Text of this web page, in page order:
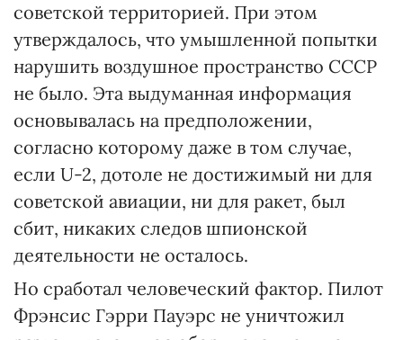
советской территорией. При этом
утверждалось, что умышленной попытки
нарушить воздушное пространство СССР
не было. Эта выдуманная информация
основывалась на предположении,
согласно которому даже в том случае,
если U-2, дотоле не достижимый ни для
советской авиации, ни для ракет, был
сбит, никаких следов шпионской
деятельности не осталось.
Но сработал человеческий фактор. Пилот
Фрэнсис Гэрри Пауэрс не уничтожил